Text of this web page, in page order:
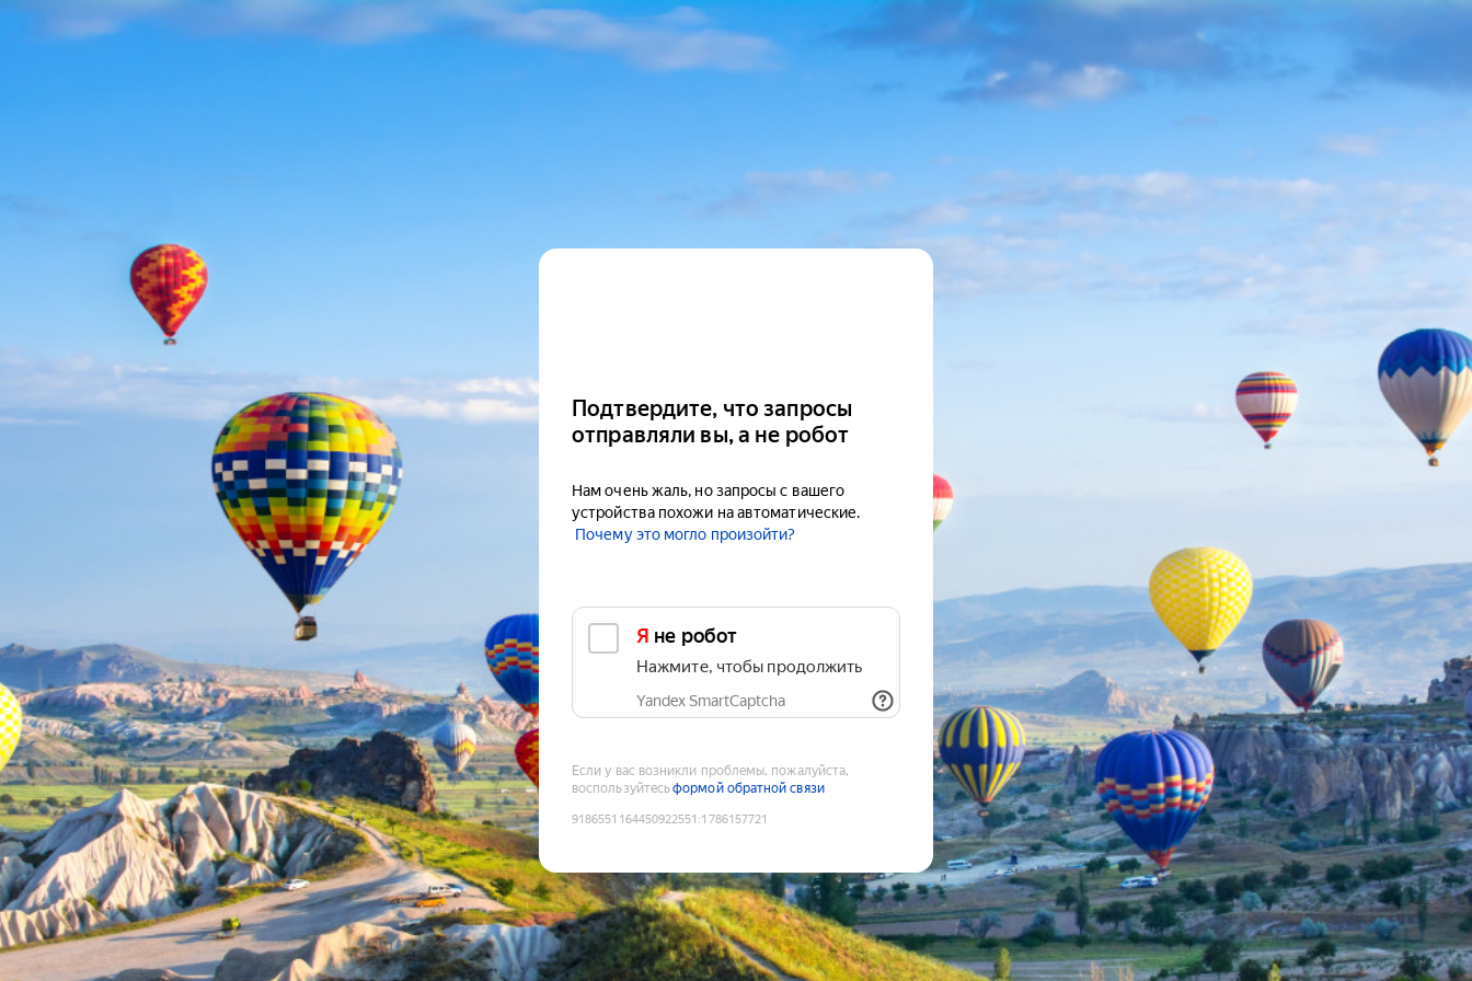
Подтвердите, что запросы
отправляли вы, а не робот
Нам очень жаль, но запросы с вашего
устройства похожи на автоматические.
Почему это могло произойти?
Я не робот
Нажмите, чтобы продолжить
Yandex SmartCaptcha
Если у вас возникли проблемы, пожалуйста,
воспользуйтесьформой обратной связи
9186551164450922551 :1786157721